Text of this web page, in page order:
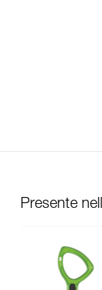
Presente